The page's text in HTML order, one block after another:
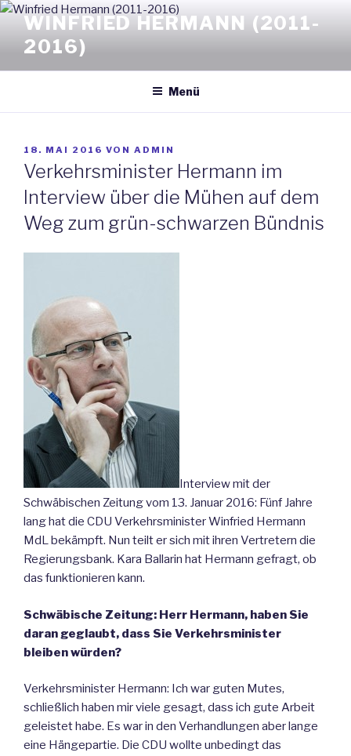
Zum
Inhalt
springen
WINFRIED HERMANN (2011-
2016)
Menü
VERÖFFENTLICHT
AM
18. MAI 2016 VON ADMIN
Verkehrsminister Hermann im
Interview über die Mühen auf dem
Weg zum grün-schwarzen Bündnis
Interview mit der
Schwäbischen Zeitung vom 13. Januar 2016: Fünf Jahre
lang hat die CDU Verkehrsminister Winfried Hermann
MdL bekämpft. Nun teilt er sich mit ihren Vertretern die
Regierungsbank. Kara Ballarin hat Hermann gefragt, ob
das funktionieren kann.
Schwäbische Zeitung: Herr Hermann, haben Sie
daran geglaubt, dass Sie Verkehrsminister
bleiben würden?
Verkehrsminister Hermann: Ich war guten Mutes,
schließlich haben mir viele gesagt, dass ich gute Arbeit
geleistet habe. Es war in den Verhandlungen aber lange
eine Hängepartie. Die CDU wollte unbedingt das